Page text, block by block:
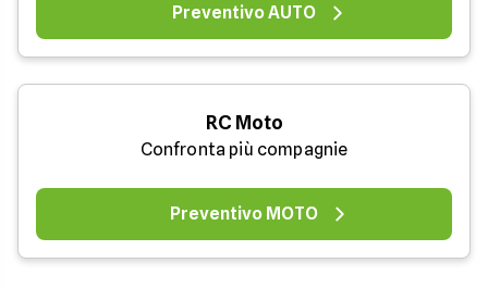
Preventivo AUTO
RC Moto
Confronta più compagnie
Preventivo MOTO